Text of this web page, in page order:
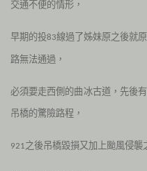
交通不便的情形，
早期的投83線過了姊妹原之後就
路無法通過，
必須要走西側的曲冰古道，先後
吊橋的驚險路程，
921之後吊橋毀損又加上颱風侵襲